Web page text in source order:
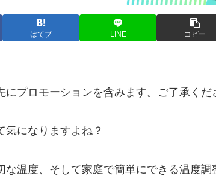
はてブ LINE コピー
プロモーションを含みます。ご了承くだ
になりますよね？
温度、そして家庭で簡単にできる温度調